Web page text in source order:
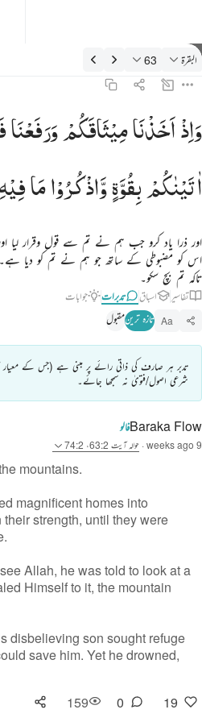
تدبرات: البقرة 2:63
البقرة 63
واذ اخذنا ميثاقكم ورفعنا فوقكم الطور خذوا ما اتيناكم بقوة
وَإِذْ أَخَذْنَا مِيثَـٰقَكُمْ وَرَفَعْنَا فَوْقَكُمُ ٱلطُّورَ خُذُوا۟ مَآ
وَاِذْاَخَذْنَامِیْثَاقَكُمْوَرَفَعْنَا
اٰتَیْنٰكُمْبِقُوَّةٍوَّاذْكُرُوْامَافِیْهِ
اور ذرا یاد کرو جب ہم نے تم سے قول وقرار لیا
اس کو مضبوطی کے ساتھ جو ہم نے تم کو دیا ہے۔
تاکہ تم بچ سکو۔
تفاسیر اسباق تدبرات جوابات
Aa تازہ ترینمقبول
تدبر ہر صارف کی ذاتی رائے پر مبنی ہے (جس کے معیار
شرعی اصول/فتویٰ نہ سمجھا جائے۔
Baraka Flowفالو
9 weeks ago
· حوالہ آیت 63:2، 74:2
mountains.
magnificent homes into
strength, until they were
Allah, he was told to look at a
Himself to it, the mountain
disbelieving son sought refuge
save him. Yet he drowned,
19
0
159